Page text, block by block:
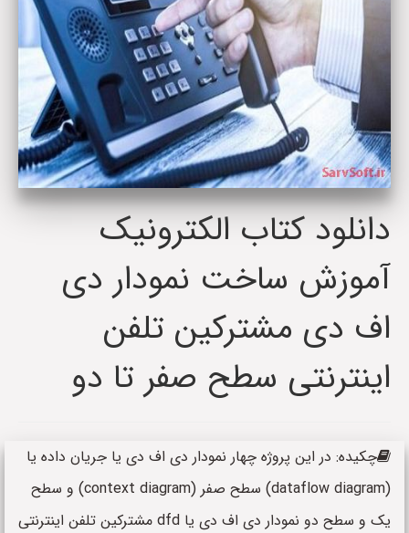
دانلود کتاب الکترونیک
آموزش ساخت نمودار دی
اف دی مشترکین تلفن
اینترنتی سطح صفر تا دو
چکیده: در این پروژه چهار نمودار دی اف دی یا جریان داده یا
(dataflow diagram) سطح صفر (context diagram) و سطح
یک و سطح دو نمودار دی اف دی یا dfd مشترکین تلفن اینترنتی